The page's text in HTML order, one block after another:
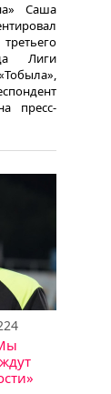
Саша
Лиги
пресс-